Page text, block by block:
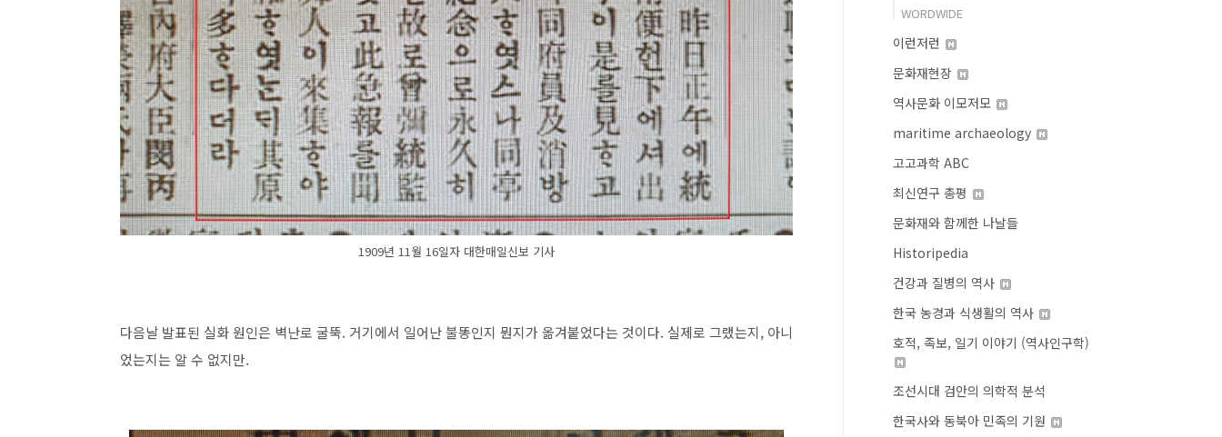
1909년 11월 16일자 대한매일신보 기사
다음날 발표된 실화 원인은 벽난로 굴뚝. 거기에서 일어난 불똥인지 뭔지가 옮겨붙었다는 것이다. 실제로 그랬는지, 아니
었는지는 알 수 없지만.
WORDWIDE
이런저런
문화재현장
역사문화 이모저모
maritime archaeology
고고과학 ABC
최신연구 총평
문화재와 함께한 나날들
Historipedia
건강과 질병의 역사
한국 농경과 식생활의 역사
호적, 족보, 일기 이야기 (역사인구학)
조선시대 검안의 의학적 분석
한국사와 동북아 민족의 기원